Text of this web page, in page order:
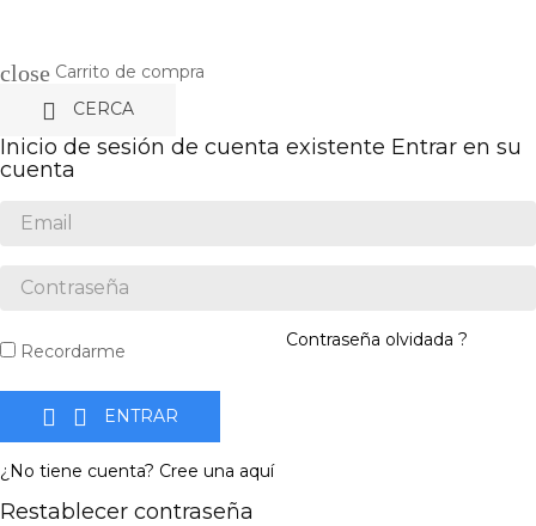
close Carrito de compra
 CERCA
Inicio de sesión de cuenta existente Entrar en su
cuenta
Recordarme
Contraseña olvidada ?
  ENTRAR
¿No tiene cuenta? Cree una aquí
Restablecer contraseña